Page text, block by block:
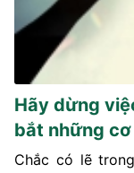
Hãy dừng
bắt những cơ
Chắc có lẽ